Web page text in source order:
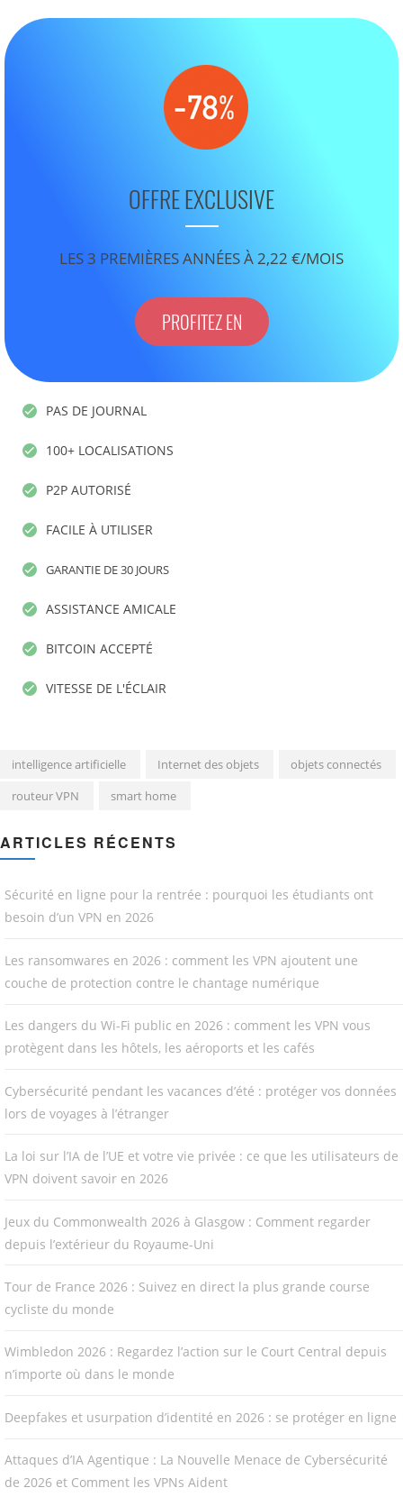
OFFRE EXCLUSIVE
LES 3 PREMIÈRES ANNÉES À 2,22 €/MOIS
PROFITEZ EN
PAS DE JOURNAL
100+ LOCALISATIONS
P2P AUTORISÉ
FACILE À UTILISER
GARANTIE DE 30 JOURS
ASSISTANCE AMICALE
BITCOIN ACCEPTÉ
VITESSE DE L'ÉCLAIR
intelligence artificielle Internet des objets
objets connectés
routeur VPN
smart home
ARTICLES RÉCENTS
Sécurité en ligne pour la rentrée : pourquoi les étudiants ont
besoin d’un VPN en 2026
Les ransomwares en 2026 : comment les VPN ajoutent une
couche de protection contre le chantage numérique
Les dangers du Wi-Fi public en 2026 : comment les VPN vous
protègent dans les hôtels, les aéroports et les cafés
Cybersécurité pendant les vacances d’été : protéger vos données
lors de voyages à l’étranger
La loi sur l’IA de l’UE et votre vie privée : ce que les utilisateurs de
VPN doivent savoir en 2026
Jeux du Commonwealth 2026 à Glasgow : Comment regarder
depuis l’extérieur du Royaume-Uni
Tour de France 2026 : Suivez en direct la plus grande course
cycliste du monde
Wimbledon 2026 : Regardez l’action sur le Court Central depuis
n’importe où dans le monde
Deepfakes et usurpation d’identité en 2026 : se protéger en ligne
Attaques d’IA Agentique : La Nouvelle Menace de Cybersécurité
de 2026 et Comment les VPNs Aident